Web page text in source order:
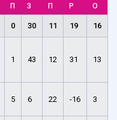
П З П Р О
0 30 11 19 16
1 43 12 31 13
5 6 22 -16 3